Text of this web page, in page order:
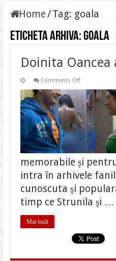
Home/Tag: goala
Eticheta arhiva:goala
Doinita
Comments Offon
Oancea
a
fost
surprinsa
goala!!
memorabile şi
intra în arhivele
cunoscuta şi
timp ce Strunila şi …
Mai mult